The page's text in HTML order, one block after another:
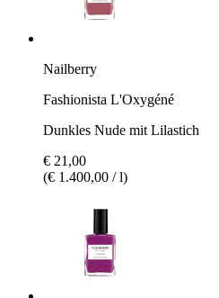
Nailberry
Fashionista L'Oxygéné
Dunkles Nude mit Lilastich
€ 21,00
(€ 1.400,00 / l)